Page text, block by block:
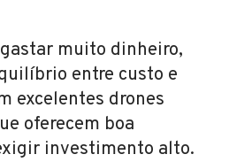
muito dinheiro,
entre custo e
excelentes drones
oferecem boa
investimento alto.